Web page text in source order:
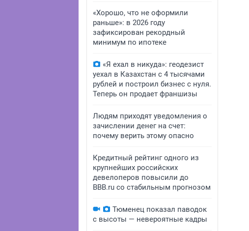
«Хорошо, что не оформили
раньше»: в 2026 году
зафиксирован рекордный
минимум по ипотеке
«Я ехал в никуда»: геодезист
уехал в Казахстан с 4 тысячами
рублей и построил бизнес с нуля.
Теперь он продает франшизы
Людям приходят уведомления о
зачислении денег на счет:
почему верить этому опасно
Кредитный рейтинг одного из
крупнейших российских
девелоперов повысили до
BBB.ru со стабильным прогнозом
Тюменец показал паводок
с высоты — невероятные кадры